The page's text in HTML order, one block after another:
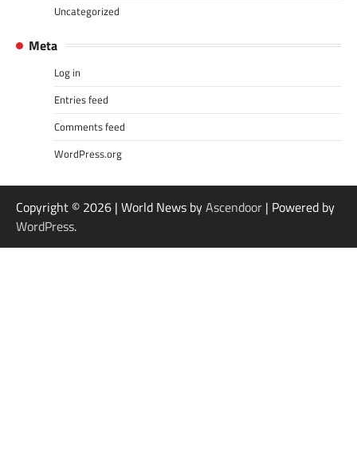
Uncategorized
Meta
Log in
Entries feed
Comments feed
WordPress.org
Copyright © 2026 | World News byAscendoor | Powered by
WordPress.